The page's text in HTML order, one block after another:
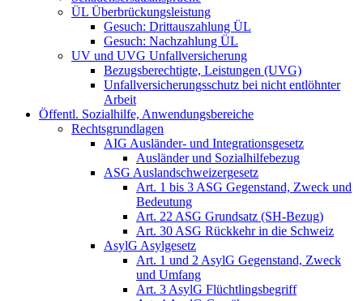
ÜL Überbrückungsleistung
Gesuch: Drittauszahlung ÜL
Gesuch: Nachzahlung ÜL
UV und UVG Unfallversicherung
Bezugsberechtigte, Leistungen (UVG)
Unfallversicherungsschutz bei nicht entlöhnter
Arbeit
Öffentl. Sozialhilfe, Anwendungsbereiche
Rechtsgrundlagen
AIG Ausländer- und Integrationsgesetz
Ausländer und Sozialhilfebezug
ASG Auslandschweizergesetz
Art. 1 bis 3 ASG Gegenstand, Zweck und
Bedeutung
Art. 22 ASG Grundsatz (SH-Bezug)
Art. 30 ASG Rückkehr in die Schweiz
AsylG Asylgesetz
Art. 1 und 2 AsylG Gegenstand, Zweck
und Umfang
Art. 3 AsylG Flüchtlingsbegriff